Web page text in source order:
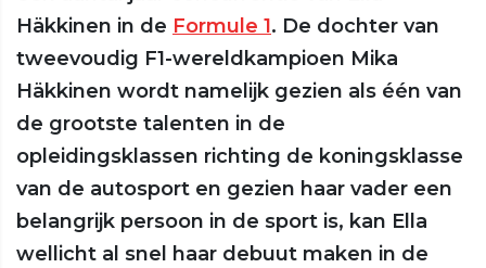
Häkkinen in de Formule 1. De dochter van
tweevoudig F1-wereldkampioen Mika
Häkkinen wordt namelijk gezien als één van
de grootste talenten in de
opleidingsklassen richting de koningsklasse
van de autosport en gezien haar vader een
belangrijk persoon in de sport is, kan Ella
wellicht al snel haar debuut maken in de